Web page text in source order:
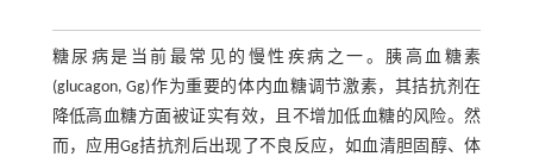
糖尿病是当前最常见的慢性疾病之一。胰高血糖素
(glucagon, Gg)作为重要的体内血糖调节激素，其拮抗剂在
降低高血糖方面被证实有效，且不增加低血糖的风险。然
而，应用Gg拮抗剂后出现了不良反应，如血清胆固醇、体